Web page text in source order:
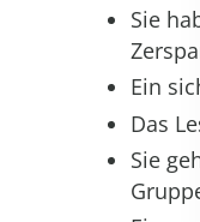
Sie
Ein
Das
Sie